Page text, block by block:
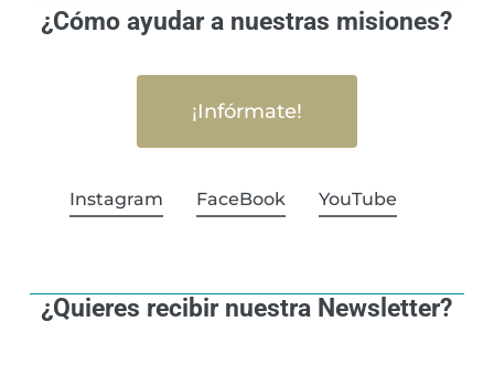
¿Cómo ayudar a nuestras misiones?
¡Infórmate!
Instagram FaceBook YouTube
¿Quieres recibir nuestra Newsletter?